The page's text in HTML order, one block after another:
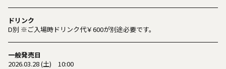
ドリンク
D別 ※ご入場時ドリンク代￥600が別途必要です。
一般発売日
2026.03.28 (土) 10:00